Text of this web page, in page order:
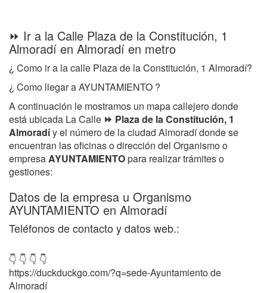
⏩ Ir a la Calle Plaza de la Constitución, 1
Almoradí en Almoradí en metro
¿ Como ir a la calle Plaza de la Constitución, 1 Almoradí?
¿ Como llegar a AYUNTAMIENTO ?
A continuación le mostramos un mapa callejero donde
está ubicada La Calle ⏩ Plaza de la Constitución, 1
Almoradíy el número de la ciudad Almoradí donde se
encuentran las oficinas o dirección del Organismo o
empresaAYUNTAMIENTOpara realizar trámites o
gestiones:
Datos de la empresa u Organismo
AYUNTAMIENTO en Almoradí
Teléfonos de contacto y datos web.:
👇 👇 👇 👇
https://duckduckgo.com/?q=sede-Ayuntamiento de
Almoradí